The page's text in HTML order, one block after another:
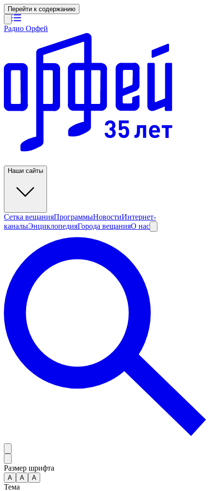
Перейти к содержанию
Радио Орфей
Наши сайты
Сетка вещанияПрограммыНовостиИнтернет-
каналыЭнциклопедияГорода вещанияО нас
Размер шрифта
А A A
Тема